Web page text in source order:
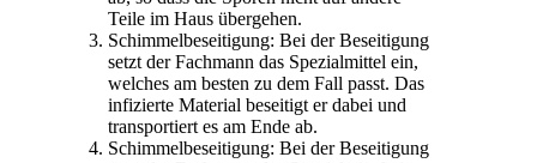
Teile im Haus übergehen.
Schimmelbeseitigung: Bei der Beseitigung
setzt der Fachmann das Spezialmittel ein,
welches am besten zu dem Fall passt. Das
infizierte Material beseitigt er dabei und
transportiert es am Ende ab.
Schimmelbeseitigung: Bei der Beseitigung